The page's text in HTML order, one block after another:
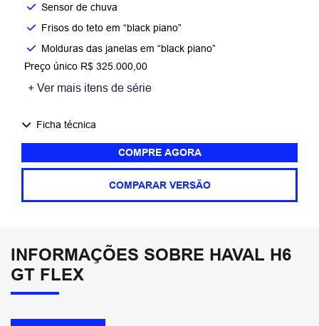
Sensor de chuva
Frisos do teto em “black piano”
Molduras das janelas em “black piano”
Preço único R$ 325.000,00
+ Ver mais itens de série
Ficha técnica
COMPRE AGORA
COMPARAR VERSÃO
INFORMAÇÕES SOBRE HAVAL H6
GT FLEX